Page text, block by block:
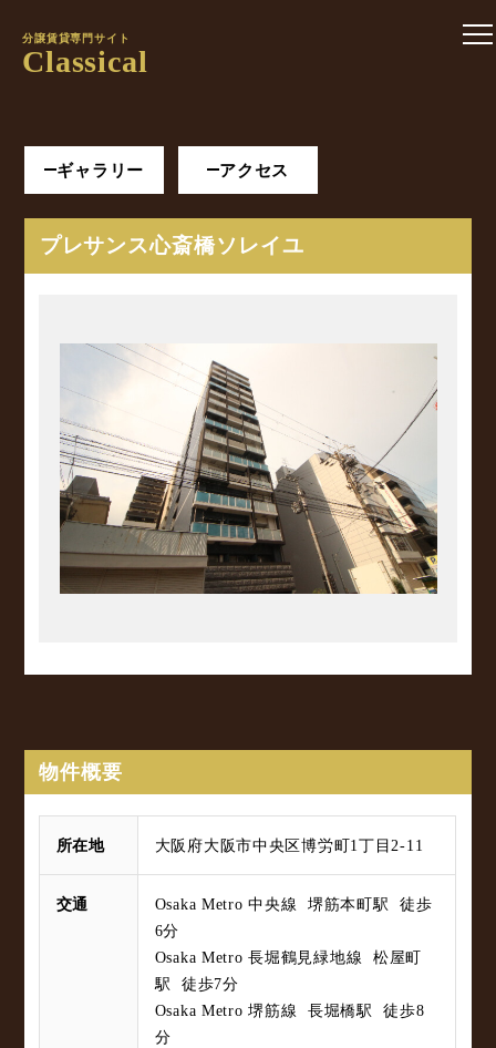
分譲賃貸専門サイト
Classical
ギャラリー アクセス
プレサンス心斎橋ソレイユ
物件概要
所在地 大阪府大阪市中央区博労町1丁目2-11
交通
Osaka Metro 中央線 堺筋本町駅 徒歩
6分
Osaka Metro 長堀鶴見緑地線 松屋町
駅 徒歩7分
Osaka Metro 堺筋線 長堀橋駅 徒歩8
分